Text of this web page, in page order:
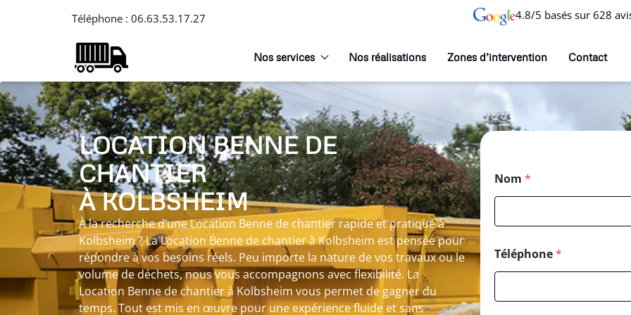
Téléphone : 06.63.53.17.27 4.8/5 basés sur 628
Nos services Nos réalisations Zones d’intervention Contact
LOCATION BENNE DE
CHANTIER
À KOLBSHEIM
À la recherche d’une Location Benne de chantier rapide et pratique à
Kolbsheim ? La Location Benne de chantier à Kolbsheim est pensée pour
répondre à vos besoins réels. Peu importe la nature de vos travaux ou le
volume de déchets, nous vous accompagnons avec flexibilité. La
Location Benne de chantier à Kolbsheim vous permet de gagner du
temps. Tout est mis en œuvre pour une expérience fluide et sans
Nom *
Téléphone*